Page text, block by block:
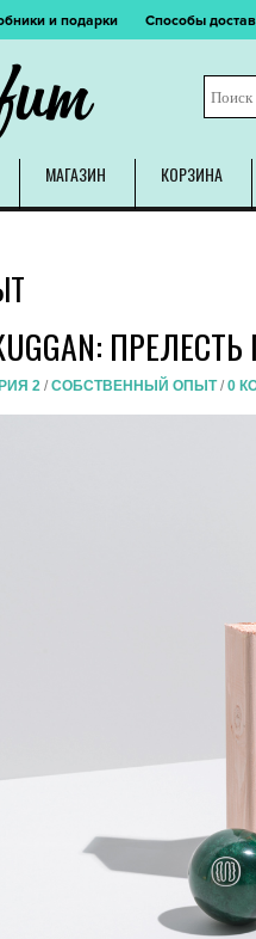
и подарки Способы
МАГАЗИН КОРЗИНА
2 / СОБСТВЕННЫЙ ОПЫТ / 0